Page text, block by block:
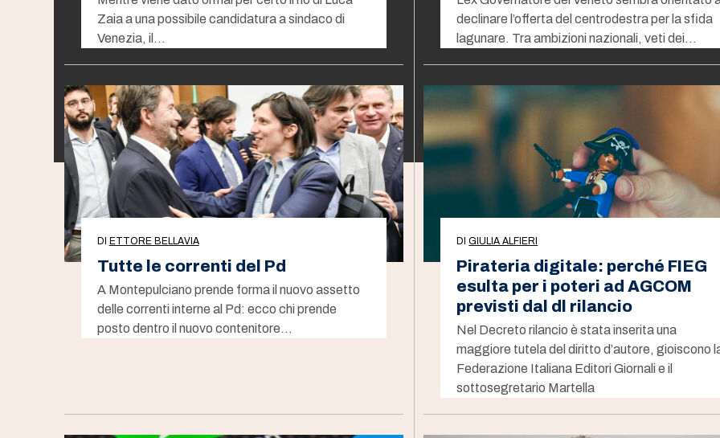
Zaia a una possibile candidatura a sindaco di
Venezia, il…
declinare l’offerta del centrodestra per la sfida
lagunare. Tra ambizioni nazionali, veti dei…
DI ETTORE BELLAVIA
Tutte le correnti del Pd
A Montepulciano prende forma il nuovo assetto
delle correnti interne al Pd: ecco chi prende
posto dentro il nuovo contenitore…
DIGIULIA ALFIERI
Pirateria digitale: perché FIEG
esulta per i poteri ad AGCOM
previsti dal dl rilancio
Nel Decreto rilancio è stata inserita una
maggiore tutela del diritto d’autore, gioiscono
Federazione Italiana Editori Giornali e il
sottosegretario Martella